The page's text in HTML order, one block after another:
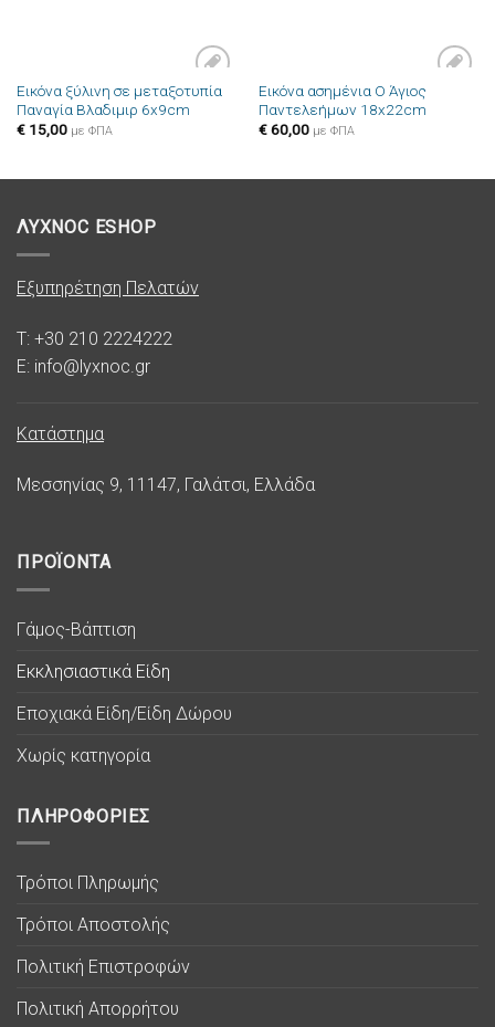
Πρόσθήκη
στην λίστα
Εικόνα ξύλινη σε μεταξοτυπία
Παναγία Βλαδιμιρ 6x9cm
€15,00 με ΦΠΑ
Πρόσθήκη
στην λίστα
Εικόνα ασημένια Ο Άγιος
Παντελεήμων 18x22cm
€60,00 με ΦΠΑ
ΛΥΧΝΟC ESHOP
Εξυπηρέτηση Πελατών
T: +30 210 2224222
E: info@lyxnoc.gr
Κατάστημα
Μεσσηνίας 9, 11147, Γαλάτσι, Ελλάδα
ΠΡΟΪΟΝΤΑ
Γάμος-Βάπτιση
Εκκλησιαστικά Είδη
Εποχιακά Είδη/Είδη Δώρου
Χωρίς κατηγορία
ΠΛΗΡΟΦΟΡΙΕΣ
Τρόποι Πληρωμής
Τρόποι Αποστολής
Πολιτική Επιστροφών
Πολιτική Απορρήτου